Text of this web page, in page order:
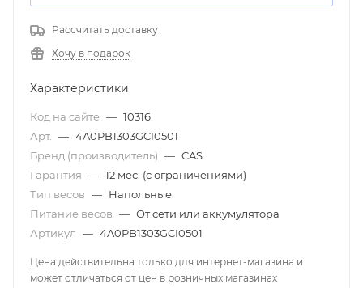
Рассчитать доставку
Хочу в подарок
Характеристики
Код на сайте — 10316
Арт. — 4A0PB1303GCI0501
Бренд (производитель) — CAS
Гарантия — 12 мес. (с ограничениями)
Тип весов — Напольные
Питание весов — От сети или аккумулятора
Артикул — 4A0PB1303GCI0501
Цена действительна только для интернет-магазина и
может отличаться от цен в розничных магазинах